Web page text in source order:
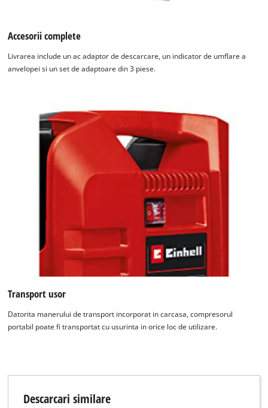
Avem nevoie de acordul dvs. pentru a
incarca serviciul Google Maps!
This content is not permitted to load due
to trackers that are not disclosed to the
Powered byUsercentrics Consent
Accesorii complete
Livrarea include un ac adaptor de descarcare, un indicator de umflare a
anvelopei si un set de adaptoare din 3 piese.
Transport usor
Datorita manerului de transport incorporat in carcasa, compresorul
portabil poate fi transportat cu usurinta in orice loc de utilizare.
Descarcari similare